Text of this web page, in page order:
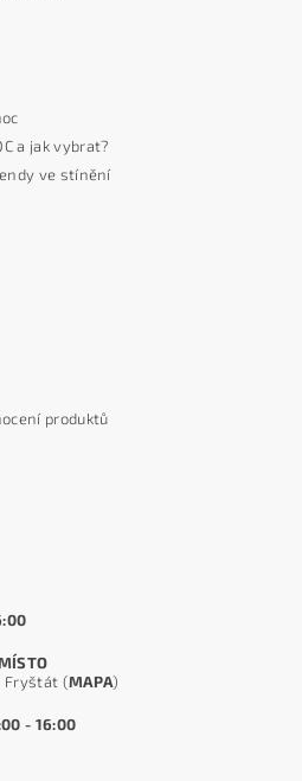
a jak vybrat?
ve stínění
produktů
Fryštát (MAPA)
- 16:00